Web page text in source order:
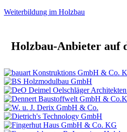
Weiterbildung im Holzbau
Holzbau-Anbieter auf